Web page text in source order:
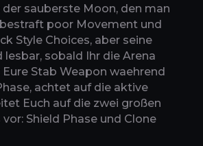
sauberste Moon, den man
poor Movement und
Style Choices, aber seine
lesbar, sobald Ihr die Arena
Stab Weapon waehrend
achtet auf die aktive
Euch auf die zwei großen
Shield Phase und Clone